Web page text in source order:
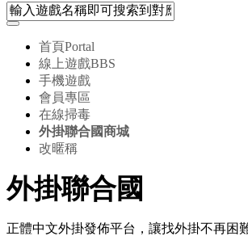
首頁Portal
線上遊戲BBS
手機遊戲
會員專區
在線掃毒
外掛聯合國商城
改暱稱
外掛聯合國
正體中文外掛發佈平台，讓找外掛不再困